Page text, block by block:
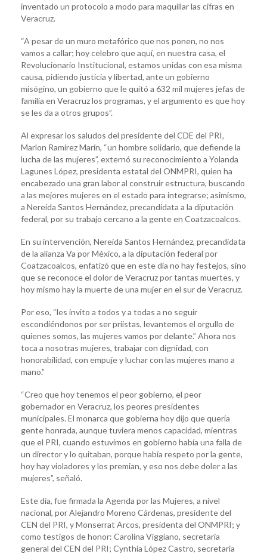
inventado un protocolo a modo para maquillar las cifras en
Veracruz.
“A pesar de un muro metafórico que nos ponen, no nos
vamos a callar; hoy celebro que aquí, en nuestra casa, el
Revolucionario Institucional, estamos unidas con esa misma
causa, pidiendo justicia y libertad, ante un gobierno
misógino, un gobierno que le quitó a 632 mil mujeres jefas de
familia en Veracruz los programas, y el argumento es que hoy
se les da a otros grupos”.
Al expresar los saludos del presidente del CDE del PRI,
Marlon Ramírez Marín, “un hombre solidario, que defiende la
lucha de las mujeres”, externó su reconocimiento a Yolanda
Lagunes López, presidenta estatal del ONMPRI, quien ha
encabezado una gran labor al construir estructura, buscando
a las mejores mujeres en el estado para integrarse; asimismo,
a Nereida Santos Hernández, precandidata a la diputación
federal, por su trabajo cercano a la gente en Coatzacoalcos.
En su intervención, Nereida Santos Hernández, precandidata
de la alianza Va por México, a la diputación federal por
Coatzacoalcos, enfatizó que en este día no hay festejos, sino
que se reconoce el dolor de Veracruz por tantas muertes, y
hoy mismo hay la muerte de una mujer en el sur de Veracruz.
Por eso, “les invito a todos y a todas a no seguir
escondiéndonos por ser priistas, levantemos el orgullo de
quienes somos, las mujeres vamos por delante.” Ahora nos
toca a nosotras mujeres, trabajar con dignidad, con
honorabilidad, con empuje y luchar con las mujeres mano a
mano.”
“Creo que hoy tenemos el peor gobierno, el peor
gobernador en Veracruz, los peores presidentes
municipales. El monarca que gobierna hoy dijo que quería
gente honrada, aunque tuviera menos capacidad, mientras
que el PRI, cuando estuvimos en gobierno había una falla de
un director y lo quitaban, porque había respeto por la gente,
hoy hay violadores y los premian, y eso nos debe doler a las
mujeres”, señaló.
Este día, fue firmada la Agenda por las Mujeres, a nivel
nacional, por Alejandro Moreno Cárdenas, presidente del
CEN del PRI, y Monserrat Arcos, presidenta del ONMPRI; y
como testigos de honor: Carolina Viggiano, secretaria
general del CEN del PRI; Cynthia López Castro, secretaria